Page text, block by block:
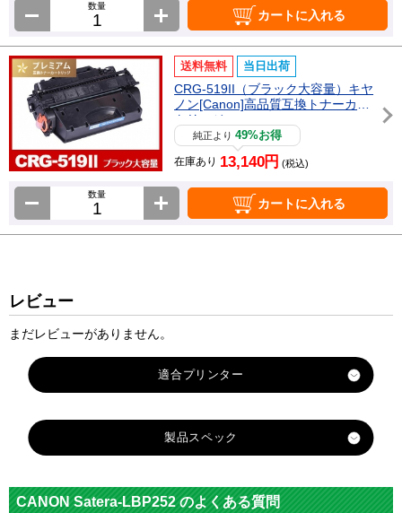
数量
カートに入れる
送料無料 当日出荷
CRG-519II（ブラック大容量）キヤ
ノン[Canon]高品質互換トナーカー
トリッジ
純正より49%お得
在庫あり 13,140円 (税込)
数量
カートに入れる
レビュー
まだレビューがありません。
製品スペック
メーカー
キヤノン
CANON Satera-LBP252 のよくある質問